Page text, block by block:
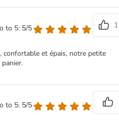
to 5: 5/5
1
confortable et épais, notre petite
to 5: 5/5